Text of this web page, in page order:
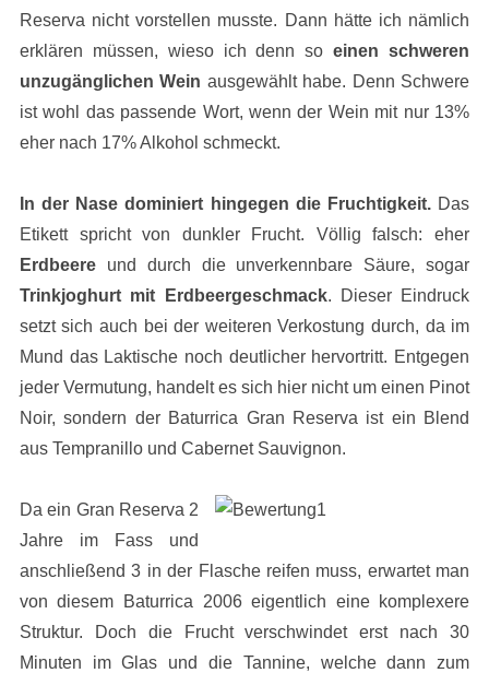
Reserva nicht vorstellen musste. Dann hätte ich nämlich
erklären müssen, wieso ich denn soeinen schweren
unzugänglichen Wein ausgewählt habe. Denn Schwere
ist wohl das passende Wort, wenn der Wein mit nur 13%
eher nach 17% Alkohol schmeckt.
In der Nase dominiert hingegen die Fruchtigkeit.Das
Etikett spricht von dunkler Frucht. Völlig falsch: eher
Erdbeereund durch die unverkennbare Säure, sogar
Trinkjoghurt mit Erdbeergeschmack. Dieser Eindruck
setzt sich auch bei der weiteren Verkostung durch, da im
Mund das Laktische noch deutlicher hervortritt. Entgegen
jeder Vermutung, handelt es sich hier nicht um einen Pinot
Noir, sondern der Baturrica Gran Reserva ist ein Blend
aus Tempranillo und Cabernet Sauvignon.
Da ein Gran Reserva 2
Jahre im Fass und
anschließend 3 in der Flasche reifen muss, erwartet man
von diesem Baturrica 2006 eigentlich eine komplexere
Struktur. Doch die Frucht verschwindet erst nach 30
Minuten im Glas und die Tannine, welche dann zum